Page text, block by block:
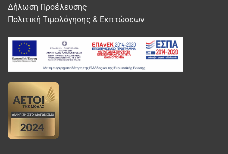
Δήλωση Προέλευσης
Πολιτική Τιμολόγησης & Εκπτώσεων